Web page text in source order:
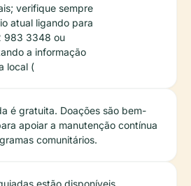
verifique sempre
atual ligando para
983 3348 ou
a informação
local (
é gratuita. Doações são bem-
apoiar a manutenção contínua
comunitários.
estão disponíveis